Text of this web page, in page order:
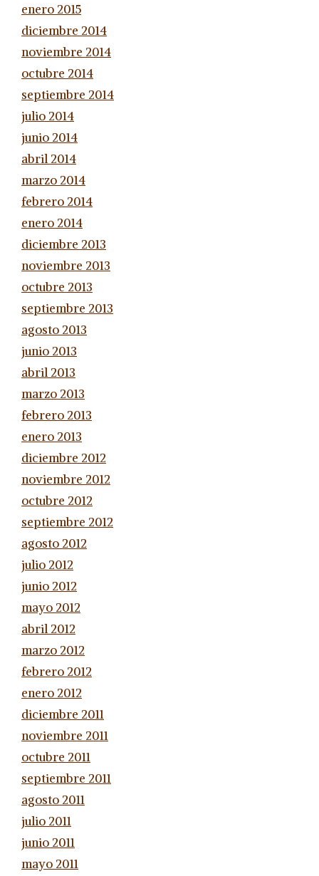
enero 2015
diciembre 2014
noviembre 2014
octubre 2014
septiembre 2014
julio 2014
junio 2014
abril 2014
marzo 2014
febrero 2014
enero 2014
diciembre 2013
noviembre 2013
octubre 2013
septiembre 2013
agosto 2013
junio 2013
abril 2013
marzo 2013
febrero 2013
enero 2013
diciembre 2012
noviembre 2012
octubre 2012
septiembre 2012
agosto 2012
julio 2012
junio 2012
mayo 2012
abril 2012
marzo 2012
febrero 2012
enero 2012
diciembre 2011
noviembre 2011
octubre 2011
septiembre 2011
agosto 2011
julio 2011
junio 2011
mayo 2011